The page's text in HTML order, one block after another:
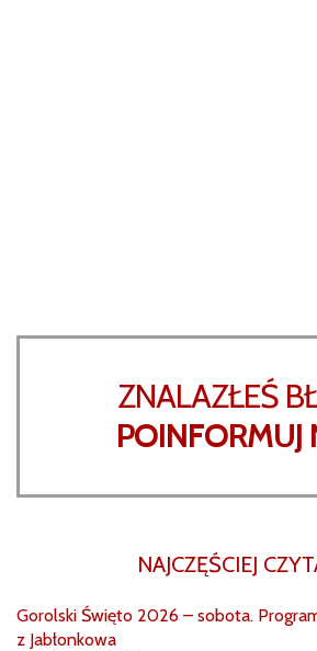
ZNALAZŁEŚ
POINFORMUJ
NAJCZĘŚCIEJ
Gorolski Święto 2026 – sobota.
z Jabłonkowa